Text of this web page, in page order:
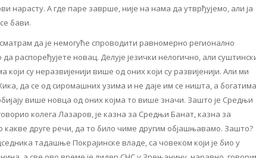
нарасту. А где паре заврше, није на нама да утврђујемо, али ја
бави.
да је немогуће спроводити равномерно регионално
распоређујете новац. Делује језички нелогично, али
су неразвијенији више од оних који су развијенији. Али ми
да се од сиромашних узима и не даје им се ништа, а богатима
више новца од оних којма то више значи. Зашто је Средњи
колега Лазаров, је казна за Средњи Банат, казна за
друге речи, да то било чиме другим објашњавамо. Зашто?
тадашње Покрајинске владе, са човеком који је био у